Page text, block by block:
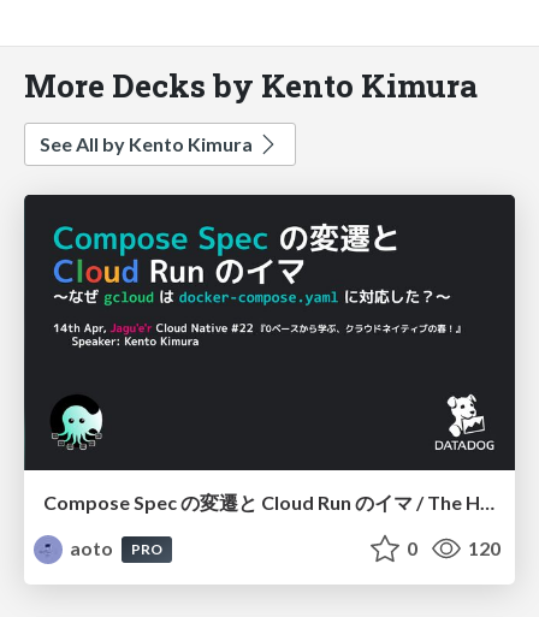
More Decks by Kento Kimura
See All by Kento Kimura
Compose Spec の変遷と Cloud Run のイマ / The History of Compose Spec and Cloud Run Support
aoto
PRO 0 120